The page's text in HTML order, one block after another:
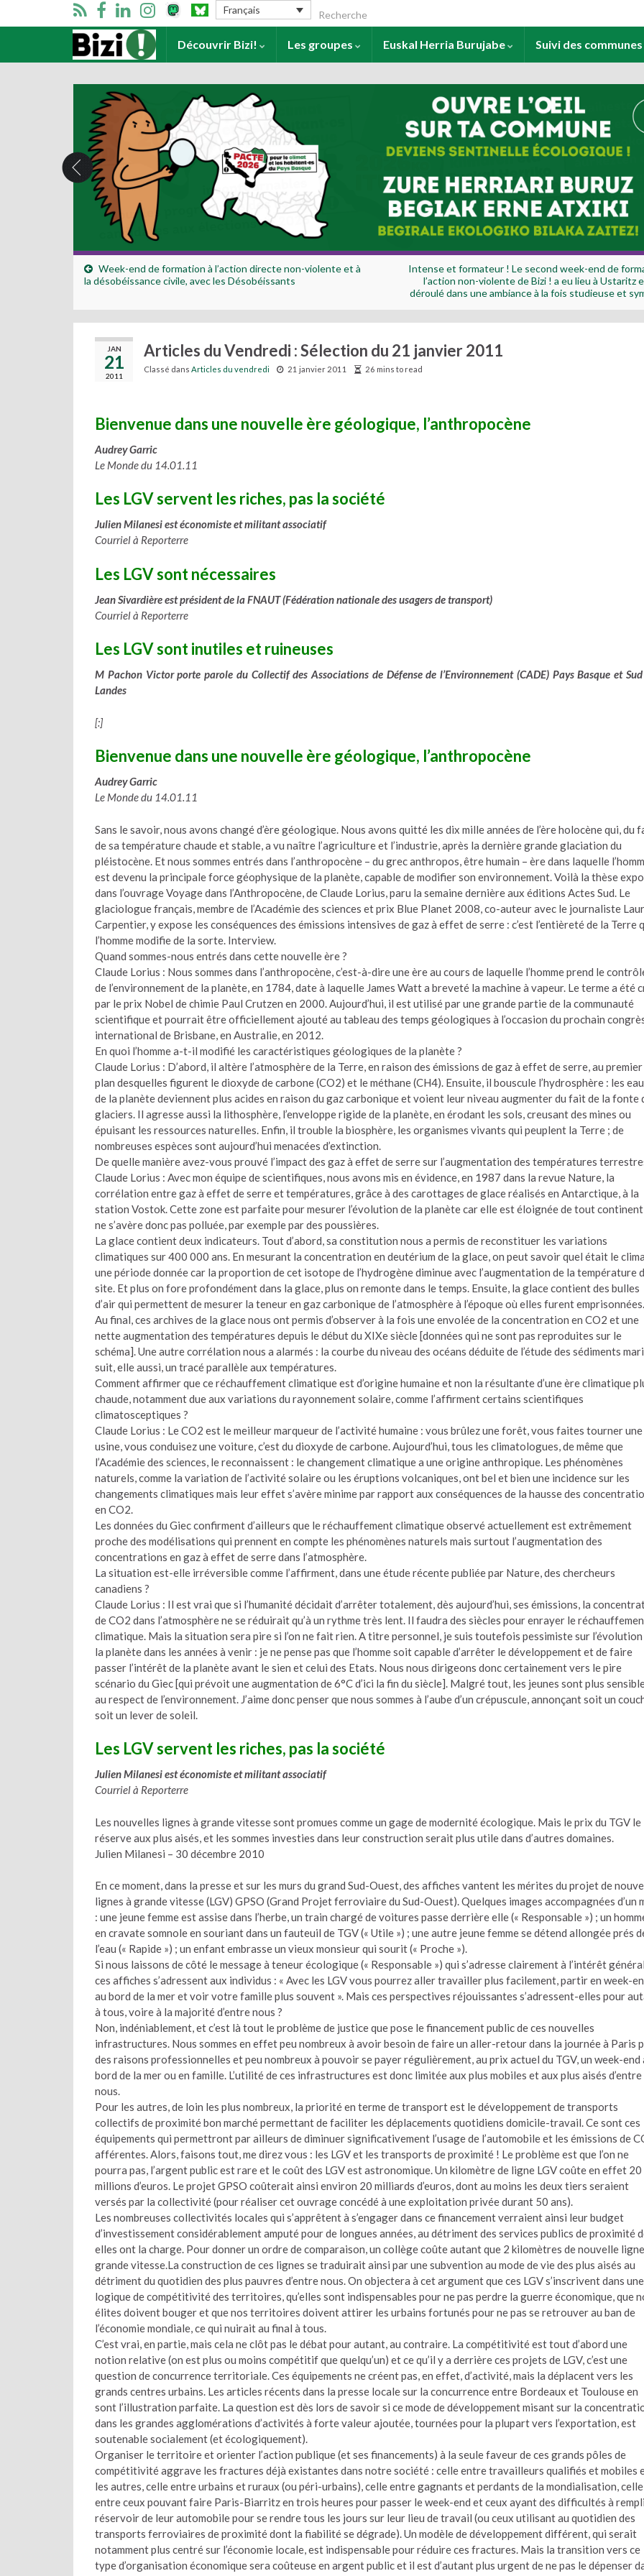
Français Search for:
Accueil Découvrir Bizi! Les groupes Euskal Herria Burujabe Suivi des communes
Week-end de formation à l’action directe non-violente et à
la désobéissance civile, avec les Désobéissants
Intense et formateur ! Le second week-end de
l’action non-violente de Bizi ! a eu lieu à Ustaritz
déroulé dans une ambiance à la fois studieuse et
JAN
21
2011
Articles du Vendredi : Sélection du 21 janvier 2011
Classé dans Articles du vendredi 21 janvier 2011 26 mins to read
Bienvenue dans une nouvelle ère géologique, l’anthropocène
Audrey Garric
Le Monde du 14.01.11
Les LGV servent les riches, pas la société
Julien Milanesi est économiste et militant associatif
Courriel à Reporterre
Les LGV sont nécessaires
Jean Sivardière est président de la FNAUT (Fédération nationale des usagers de transport)
Courriel à Reporterre
Les LGV sont inutiles et ruineuses
M Pachon Victor porte parole du Collectif des Associations de Défense de l’Environnement (CADE) Pays Basque et Sud
Landes
[:]
Bienvenue dans une nouvelle ère géologique, l’anthropocène
Audrey Garric
Le Monde du 14.01.11
Sans le savoir, nous avons changé d’ère géologique. Nous avons quitté les dix mille années de l’ère holocène qui, du
de sa température chaude et stable, a vu naître l’agriculture et l’industrie, après la dernière grande glaciation du
pléistocène. Et nous sommes entrés dans l’anthropocène – du grec anthropos, être humain – ère dans laquelle
est devenu la principale force géophysique de la planète, capable de modifier son environnement. Voilà la thèse
dans l’ouvrage Voyage dans l’Anthropocène, de Claude Lorius, paru la semaine dernière aux éditions Actes Sud. Le
glaciologue français, membre de l’Académie des sciences et prix Blue Planet 2008, co-auteur avec le journaliste
Carpentier, y expose les conséquences des émissions intensives de gaz à effet de serre : c’est l’entièreté de la Terre
l’homme modifie de la sorte. Interview.
Quand sommes-nous entrés dans cette nouvelle ère ?
Claude Lorius : Nous sommes dans l’anthropocène, c’est-à-dire une ère au cours de laquelle l’homme prend le
de l’environnement de la planète, en 1784, date à laquelle James Watt a breveté la machine à vapeur. Le terme a été
par le prix Nobel de chimie Paul Crutzen en 2000. Aujourd’hui, il est utilisé par une grande partie de la communauté
scientifique et pourrait être officiellement ajouté au tableau des temps géologiques à l’occasion du prochain
international de Brisbane, en Australie, en 2012.
En quoi l’homme a-t-il modifié les caractéristiques géologiques de la planète ?
Claude Lorius : D’abord, il altère l’atmosphère de la Terre, en raison des émissions de gaz à effet de serre, au premier
plan desquelles figurent le dioxyde de carbone (CO2) et le méthane (CH4). Ensuite, il bouscule l’hydrosphère : les
de la planète deviennent plus acides en raison du gaz carbonique et voient leur niveau augmenter du fait de la fonte
glaciers. Il agresse aussi la lithosphère, l’enveloppe rigide de la planète, en érodant les sols, creusant des mines ou
épuisant les ressources naturelles. Enfin, il trouble la biosphère, les organismes vivants qui peuplent la Terre ; de
nombreuses espèces sont aujourd’hui menacées d’extinction.
De quelle manière avez-vous prouvé l’impact des gaz à effet de serre sur l’augmentation des températures
Claude Lorius : Avec mon équipe de scientifiques, nous avons mis en évidence, en 1987 dans la revue Nature, la
corrélation entre gaz à effet de serre et températures, grâce à des carottages de glace réalisés en Antarctique, à la
station Vostok. Cette zone est parfaite pour mesurer l’évolution de la planète car elle est éloignée de tout
ne s’avère donc pas polluée, par exemple par des poussières.
La glace contient deux indicateurs. Tout d’abord, sa constitution nous a permis de reconstituer les variations
climatiques sur 400 000 ans. En mesurant la concentration en deutérium de la glace, on peut savoir quel était le
une période donnée car la proportion de cet isotope de l’hydrogène diminue avec l’augmentation de la température
site. Et plus on fore profondément dans la glace, plus on remonte dans le temps. Ensuite, la glace contient des bulles
d’air qui permettent de mesurer la teneur en gaz carbonique de l’atmosphère à l’époque où elles furent emprisonnées.
Au final, ces archives de la glace nous ont permis d’observer à la fois une envolée de la concentration en CO2 et une
nette augmentation des températures depuis le début du XIXe siècle [données qui ne sont pas reproduites sur le
schéma]. Une autre corrélation nous a alarmés : la courbe du niveau des océans déduite de l’étude des sédiments
suit, elle aussi, un tracé parallèle aux températures.
Comment affirmer que ce réchauffement climatique est d’origine humaine et non la résultante d’une ère climatique
chaude, notamment due aux variations du rayonnement solaire, comme l’affirment certains scientifiques
climatosceptiques ?
Claude Lorius : Le CO2 est le meilleur marqueur de l’activité humaine : vous brûlez une forêt, vous faites tourner une
usine, vous conduisez une voiture, c’est du dioxyde de carbone. Aujourd’hui, tous les climatologues, de même que
l’Académie des sciences, le reconnaissent : le changement climatique a une origine anthropique. Les phénomènes
naturels, comme la variation de l’activité solaire ou les éruptions volcaniques, ont bel et bien une incidence sur les
changements climatiques mais leur effet s’avère minime par rapport aux conséquences de la hausse des
en CO2.
Les données du Giec confirment d’ailleurs que le réchauffement climatique observé actuellement est extrêmement
proche des modélisations qui prennent en compte les phénomènes naturels mais surtout l’augmentation des
concentrations en gaz à effet de serre dans l’atmosphère.
La situation est-elle irréversible comme l’affirment, dans une étude récente publiée par Nature, des chercheurs
canadiens ?
Claude Lorius : Il est vrai que si l’humanité décidait d’arrêter totalement, dès aujourd’hui, ses émissions, la
de CO2 dans l’atmosphère ne se réduirait qu’à un rythme très lent. Il faudra des siècles pour enrayer le
climatique. Mais la situation sera pire si l’on ne fait rien. A titre personnel, je suis toutefois pessimiste sur l’évolution
la planète dans les années à venir : je ne pense pas que l’homme soit capable d’arrêter le développement et de faire
passer l’intérêt de la planète avant le sien et celui des Etats. Nous nous dirigeons donc certainement vers le pire
scénario du Giec [qui prévoit une augmentation de 6°C d’ici la fin du siècle]. Malgré tout, les jeunes sont plus
au respect de l’environnement. J’aime donc penser que nous sommes à l’aube d’un crépuscule, annonçant soit un
soit un lever de soleil.
Les LGV servent les riches, pas la société
Julien Milanesi est économiste et militant associatif
Courriel à Reporterre
Les nouvelles lignes à grande vitesse sont promues comme un gage de modernité écologique. Mais le prix du TGV le
réserve aux plus aisés, et les sommes investies dans leur construction serait plus utile dans d’autres domaines.
Julien Milanesi – 30 décembre 2010
En ce moment, dans la presse et sur les murs du grand Sud-Ouest, des affiches vantent les mérites du projet de
lignes à grande vitesse (LGV) GPSO (Grand Projet ferroviaire du Sud-Ouest). Quelques images accompagnées d’un
: une jeune femme est assise dans l’herbe, un train chargé de voitures passe derrière elle (« Responsable ») ; un
en cravate somnole en souriant dans un fauteuil de TGV (« Utile ») ; une autre jeune femme se détend allongée prés
l’eau (« Rapide ») ; un enfant embrasse un vieux monsieur qui sourit (« Proche »).
Si nous laissons de côté le message à teneur écologique (« Responsable ») qui s’adresse clairement à l’intérêt
ces affiches s’adressent aux individus : « Avec les LGV vous pourrez aller travailler plus facilement, partir en week-
au bord de la mer et voir votre famille plus souvent ». Mais ces perspectives réjouissantes s’adressent-elles pour
à tous, voire à la majorité d’entre nous ?
Non, indéniablement, et c’est là tout le problème de justice que pose le financement public de ces nouvelles
infrastructures. Nous sommes en effet peu nombreux à avoir besoin de faire un aller-retour dans la journée à Paris
des raisons professionnelles et peu nombreux à pouvoir se payer régulièrement, au prix actuel du TGV, un week-end
bord de la mer ou en famille. L’utilité de ces infrastructures est donc limitée aux plus mobiles et aux plus aisés d’entre
nous.
Pour les autres, de loin les plus nombreux, la priorité en terme de transport est le développement de transports
collectifs de proximité bon marché permettant de faciliter les déplacements quotidiens domicile-travail. Ce sont ces
équipements qui permettront par ailleurs de diminuer significativement l’usage de l’automobile et les émissions de
afférentes. Alors, faisons tout, me direz vous : les LGV et les transports de proximité ! Le problème est que l’on ne
pourra pas, l’argent public est rare et le coût des LGV est astronomique. Un kilomètre de ligne LGV coûte en effet 20
millions d’euros. Le projet GPSO coûterait ainsi environ 20 milliards d’euros, dont au moins les deux tiers seraient
versés par la collectivité (pour réaliser cet ouvrage concédé à une exploitation privée durant 50 ans).
Les nombreuses collectivités locales qui s’apprêtent à s’engager dans ce financement verraient ainsi leur budget
d’investissement considérablement amputé pour de longues années, au détriment des services publics de proximité
elles ont la charge. Pour donner un ordre de comparaison, un collège coûte autant que 2 kilomètres de nouvelle
grande vitesse.La construction de ces lignes se traduirait ainsi par une subvention au mode de vie des plus aisés au
détriment du quotidien des plus pauvres d’entre nous. On objectera à cet argument que ces LGV s’inscrivent dans une
logique de compétitivité des territoires, qu’elles sont indispensables pour ne pas perdre la guerre économique, que
élites doivent bouger et que nos territoires doivent attirer les urbains fortunés pour ne pas se retrouver au ban de
l’économie mondiale, ce qui nuirait au final à tous.
C’est vrai, en partie, mais cela ne clôt pas le débat pour autant, au contraire. La compétitivité est tout d’abord une
notion relative (on est plus ou moins compétitif que quelqu’un) et ce qu’il y a derrière ces projets de LGV, c’est une
question de concurrence territoriale. Ces équipements ne créent pas, en effet, d’activité, mais la déplacent vers les
grands centres urbains. Les articles récents dans la presse locale sur la concurrence entre Bordeaux et Toulouse en
sont l’illustration parfaite. La question est dès lors de savoir si ce mode de développement misant sur la
dans les grandes agglomérations d’activités à forte valeur ajoutée, tournées pour la plupart vers l’exportation, est
soutenable socialement (et écologiquement).
Organiser le territoire et orienter l’action publique (et ses financements) à la seule faveur de ces grands pôles de
compétitivité aggrave les fractures déjà existantes dans notre société : celle entre travailleurs qualifiés et mobiles
les autres, celle entre urbains et ruraux (ou péri-urbains), celle entre gagnants et perdants de la mondialisation, celle
entre ceux pouvant faire Paris-Biarritz en trois heures pour passer le week-end et ceux ayant des difficultés à
réservoir de leur automobile pour se rendre tous les jours sur leur lieu de travail (ou ceux utilisant au quotidien des
transports ferroviaires de proximité dont la fiabilité se dégrade). Un modèle de développement différent, qui serait
notamment plus centré sur l’économie locale, est indispensable pour réduire ces fractures. Mais la transition vers ce
type d’organisation économique sera coûteuse en argent public et il est d’autant plus urgent de ne pas le dépenser